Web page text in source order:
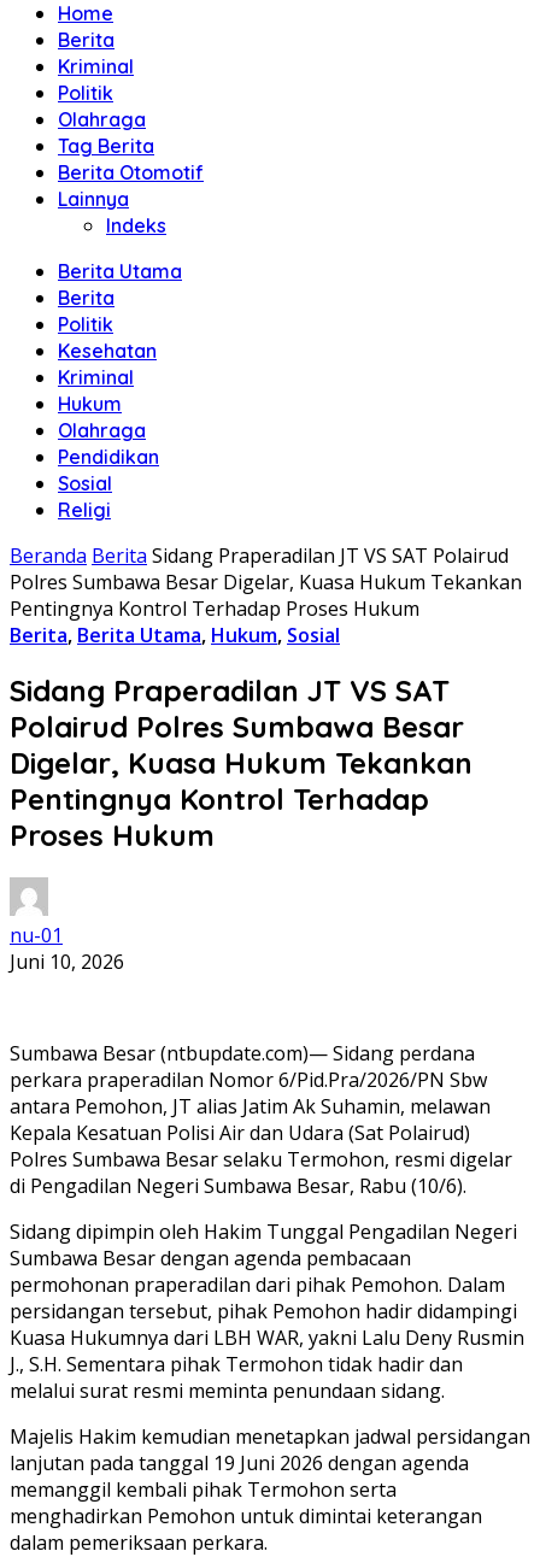
Home
Berita
Kriminal
Politik
Olahraga
Tag Berita
Berita Otomotif
Lainnya
Indeks
Berita Utama
Berita
Politik
Kesehatan
Kriminal
Hukum
Olahraga
Pendidikan
Sosial
Religi
Beranda Berita Sidang Praperadilan JT VS SAT Polairud
Polres Sumbawa Besar Digelar, Kuasa Hukum Tekankan
Pentingnya Kontrol Terhadap Proses Hukum
Berita, Berita Utama, Hukum, Sosial
Sidang Praperadilan JT VS SAT
Polairud Polres Sumbawa Besar
Digelar, Kuasa Hukum Tekankan
Pentingnya Kontrol Terhadap
Proses Hukum
nu-01
Juni 10, 2026
Sumbawa Besar (ntbupdate.com)— Sidang perdana
perkara praperadilan Nomor 6/Pid.Pra/2026/PN Sbw
antara Pemohon, JT alias Jatim Ak Suhamin, melawan
Kepala Kesatuan Polisi Air dan Udara (Sat Polairud)
Polres Sumbawa Besar selaku Termohon, resmi digelar
di Pengadilan Negeri Sumbawa Besar, Rabu (10/6).
Sidang dipimpin oleh Hakim Tunggal Pengadilan Negeri
Sumbawa Besar dengan agenda pembacaan
permohonan praperadilan dari pihak Pemohon. Dalam
persidangan tersebut, pihak Pemohon hadir didampingi
Kuasa Hukumnya dari LBH WAR, yakni Lalu Deny Rusmin
J., S.H. Sementara pihak Termohon tidak hadir dan
melalui surat resmi meminta penundaan sidang.
Majelis Hakim kemudian menetapkan jadwal persidangan
lanjutan pada tanggal 19 Juni 2026 dengan agenda
memanggil kembali pihak Termohon serta
menghadirkan Pemohon untuk dimintai keterangan
dalam pemeriksaan perkara.